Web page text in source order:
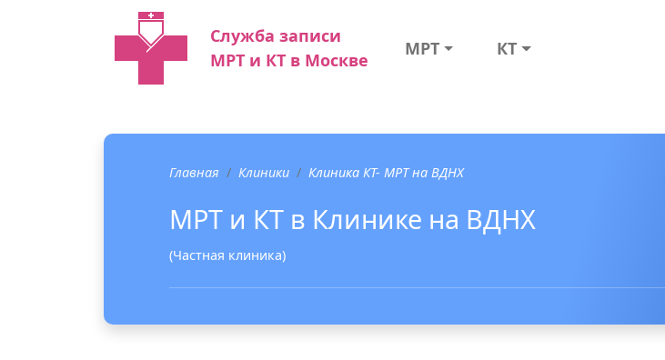
Служба записи
МРТ и КТ в Москве
МРТ КТ
Главная Клиники Клиника КТ- МРТ на ВДНХ
МРТ и КТ в Клинике на ВДНХ
(Частная клиника)